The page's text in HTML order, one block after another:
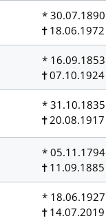
* 30.07.1890
18.06.1972
* 16.09.1853
07.10.1924
* 31.10.1835
20.08.1917
* 05.11.1794
11.09.1885
* 18.06.1927
14.07.2019